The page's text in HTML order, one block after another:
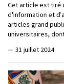
Cet article est tiré
d'information et
articles grand
universitaires,
— 31 juillet 2024